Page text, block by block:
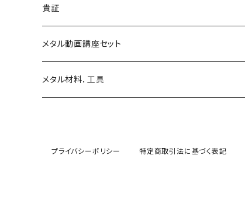
シルバーイヤカフ
金継ぎ
貴証
メタル動画講座セット
メタル材料．工具
プライバシーポリシー 特定商取引法に基づく表記